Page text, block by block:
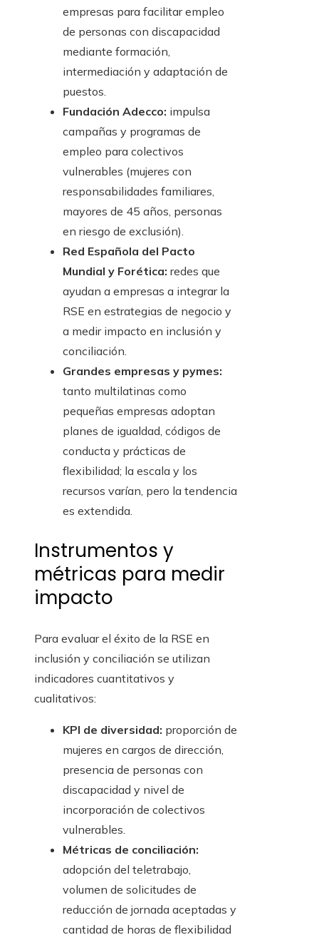
empresas para facilitar empleo
de personas con discapacidad
mediante formación,
intermediación y adaptación de
puestos.
Fundación Adecco: impulsa
campañas y programas de
empleo para colectivos
vulnerables (mujeres con
responsabilidades familiares,
mayores de 45 años, personas
en riesgo de exclusión).
Red Española del Pacto
Mundial y Forética: redes que
ayudan a empresas a integrar la
RSE en estrategias de negocio y
a medir impacto en inclusión y
conciliación.
Grandes empresas y pymes:
tanto multilatinas como
pequeñas empresas adoptan
planes de igualdad, códigos de
conducta y prácticas de
flexibilidad; la escala y los
recursos varían, pero la tendencia
es extendida.
Instrumentos y
métricas para medir
impacto
Para evaluar el éxito de la RSE en
inclusión y conciliación se utilizan
indicadores cuantitativos y
cualitativos:
KPI de diversidad: proporción de
mujeres en cargos de dirección,
presencia de personas con
discapacidad y nivel de
incorporación de colectivos
vulnerables.
Métricas de conciliación:
adopción del teletrabajo,
volumen de solicitudes de
reducción de jornada aceptadas y
cantidad de horas de flexibilidad